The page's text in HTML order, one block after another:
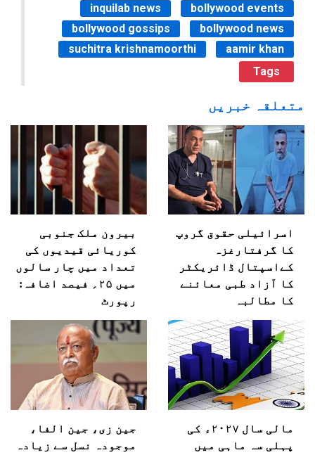
inquilab news
bollywood events
bollywood gossips
bollywood news
suchitra krishnamoorthi
aamir khan
Tags
متعلقہ خبریں
اسرائیلی حقوق گروپ
کا گرفتارغزہ
کےاسپتال ڈائریکٹر
کا آزاد طبی معائنے
کا مطالبہ
بیرون ملک جنوبی
کوریائی قیدیوں کی
تعداد میں چار سالوں
میں ۲۵؍ فیصد اضافہ:
رپورٹ
مالی سال ۲۰۲۷ء کی
پہلی سہ ماہی میں
جین زی، جین الفا،
موجودہ نسل سے زیادہ